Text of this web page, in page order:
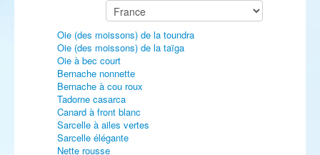
Oie (des moissons) de la toundra
Oie (des moissons) de la taïga
Oie à bec court
Bernache nonnette
Bernache à cou roux
Tadorne casarca
Canard à front blanc
Sarcelle à ailes vertes
Sarcelle élégante
Nette rousse